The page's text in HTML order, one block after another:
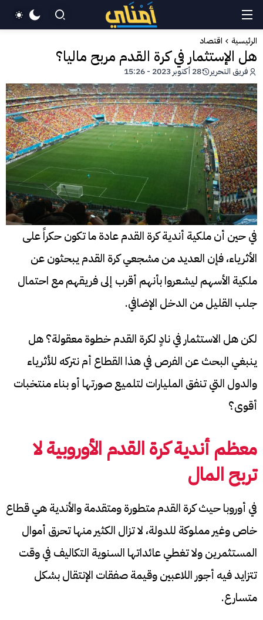
الرئيسية اقتصاد
هل الإستثمار في كرة القدم مربح ماليا؟
فريق التحرير 28 أكتوبر 2023 - 15:26
في حين أن ملكية أندية كرة القدم عادة ما تكون حكراً على
الأثرياء، فإن العديد من مشجعي كرة القدم يبحثون عن
ملكية الأسهم ليشعروا بأنهم أقرب إلى فريقهم مع احتمال
جلب القليل من الدخل الإضافي.
لكن هل الاستثمار في نادٍ لكرة القدم خطوة معقولة؟ هل
ينبغي البحث عن الفرص في هذا القطاع أم نتركه للأثرياء
والدول التي تنفق المليارات لتلميع صورتها أو بناء منتخبات
أقوى؟
معظم أندية كرة القدم الأوروبية لا
تربح المال
في أوروبا حيث كرة القدم متطورة ومتقدمة والأندية هي قطاع
خاص وغير مملوكة للدولة، لا تزال الكثير منها تحرق أموال
المستثمرين ولا تغطي عائداتها السنوية التكاليف في وقت
تتزايد فيه أجور اللاعبين وقيمة صفقات الإنتقال بشكل
متسارع.